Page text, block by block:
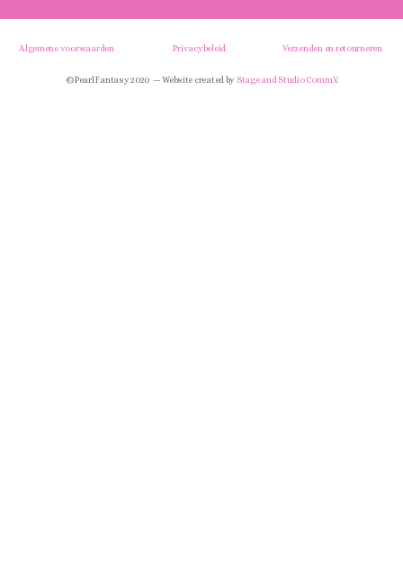
Algemene voorwaarden Privacybeleid Verzenden en retourneren
© Pearl Fantasy 2020 — Website created by Stage and Studio Comm.V.